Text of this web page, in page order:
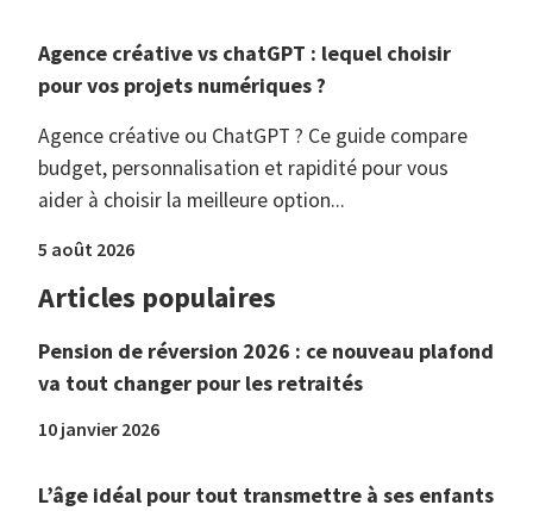
Agence créative vs chatGPT : lequel choisir
pour vos projets numériques ?
Agence créative ou ChatGPT ? Ce guide compare
budget, personnalisation et rapidité pour vous
aider à choisir la meilleure option...
5 août 2026
Articles populaires
Pension de réversion 2026 : ce nouveau plafond
va tout changer pour les retraités
10 janvier 2026
L’âge idéal pour tout transmettre à ses enfants